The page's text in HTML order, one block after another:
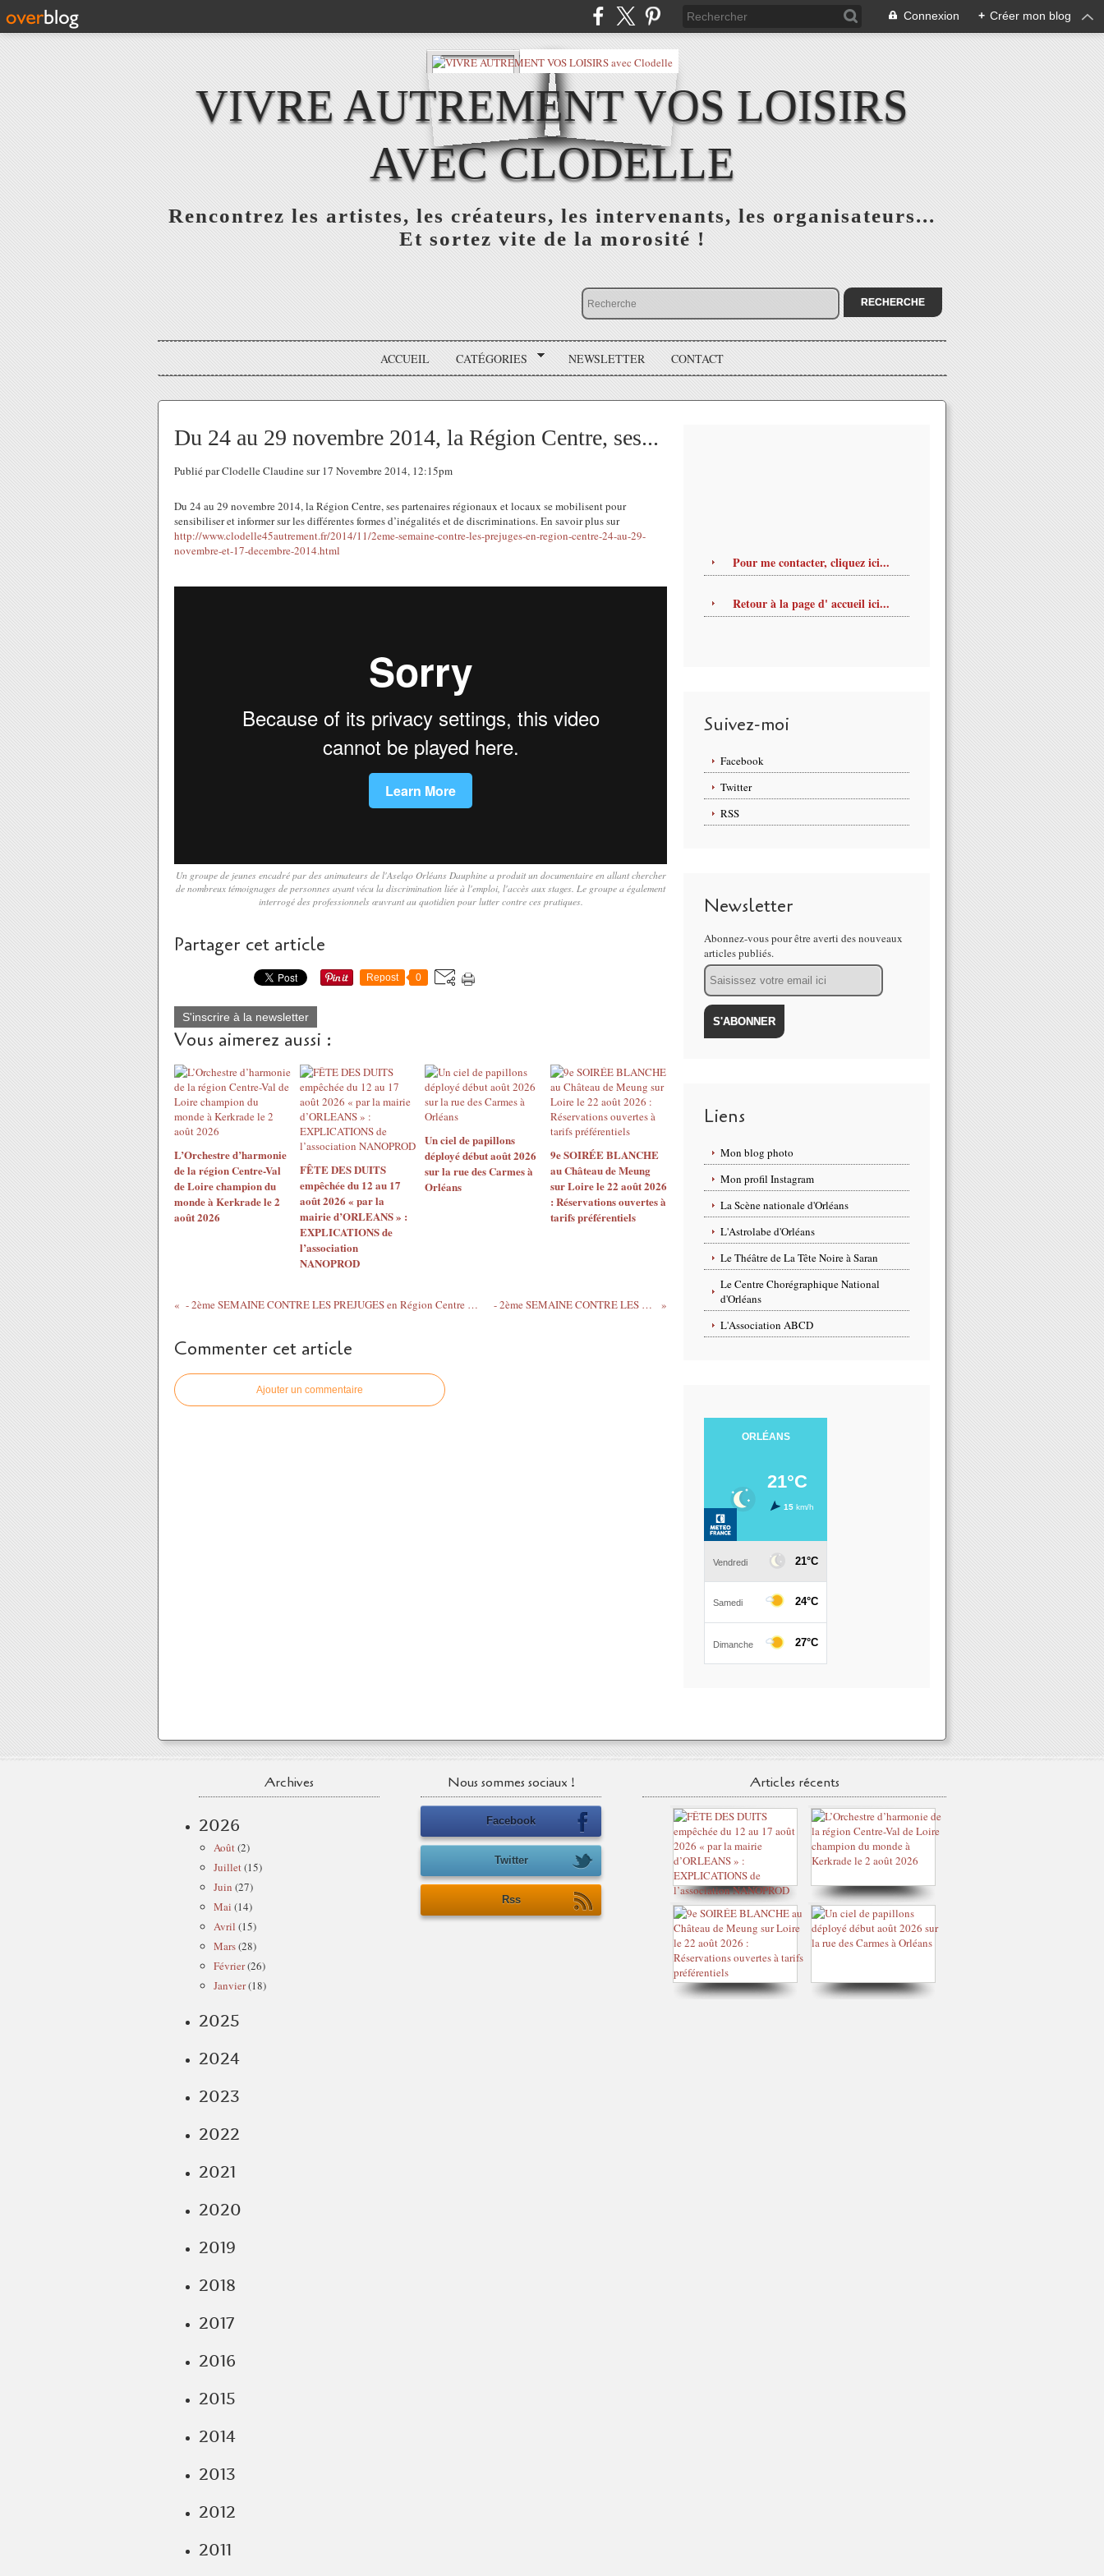
Connexion + Créer mon blog
VIVRE AUTREMENT VOS LOISIRS
AVEC CLODELLE
Rencontrez les artistes, les créateurs, les intervenants, les organisateurs...
Et sortez vite de la morosité !
ACCUEIL CATÉGORIES NEWSLETTER CONTACT
Du 24 au 29 novembre 2014, la Région Centre, ses...
Publié par Clodelle Claudine sur 17 Novembre 2014, 12:15pm
Du 24 au 29 novembre 2014, la Région Centre, ses partenaires régionaux et locaux se mobilisent pour
sensibiliser et informer sur les différentes formes d’inégalités et de discriminations. En savoir plus sur
http://www.clodelle45autrement.fr/2014/11/2eme-semaine-contre-les-prejuges-en-region-centre-24-au-29-
novembre-et-17-decembre-2014.html
Un groupe de jeunes encadré par des animateurs de l'Aselqo Orléans Dauphine a produit un documentaire en allant chercher
de nombreux témoignages de personnes ayant vécu la discrimination liée à l'emploi, l'accès aux stages. Le groupe a également
interrogé des professionnels œuvrant au quotidien pour lutter contre ces pratiques.
Partager cet article
Repost 0
S'inscrire à la newsletter
Vous aimerez aussi :
L’Orchestre d’harmonie
de la région Centre-Val
de Loire champion du
monde à Kerkrade le 2
août 2026
FÊTE DES DUITS
empêchée du 12 au 17
août 2026 « par la
mairie d’ORLEANS » :
EXPLICATIONS de
l’association
NANOPROD
Un ciel de papillons
déployé début août 2026
sur la rue des Carmes à
Orléans
9e SOIRÉE BLANCHE
au Château de Meung
sur Loire le 22 août 2026
: Réservations ouvertes à
tarifs préférentiels
- 2ème SEMAINE CONTRE LES PREJUGES en Région Centre 24 au 29 novembre et 17 décembre 2014 - 2ème SEMAINE CONTRE LES PREJUGES en Région...
Commenter cet article
Ajouter un commentaire
Pour me contacter, cliquez ici...
Retour à la page d' accueil ici...
Suivez-moi
Facebook
Twitter
RSS
Newsletter
Abonnez-vous pour être averti des nouveaux
articles publiés.
Email
Liens
Mon blog photo
Mon profil Instagram
La Scène nationale d'Orléans
L'Astrolabe d'Orléans
Le Théâtre de La Tête Noire à Saran
Le Centre Chorégraphique National
d'Orléans
L'Association ABCD
Archives
2026
Août(2)
Juillet(15)
Juin (27)
Mai (14)
Avril (15)
Mars(28)
Février(26)
Janvier(18)
2025
2024
2023
2022
2021
2020
2019
2018
2017
2016
2015
2014
2013
2012
2011
Nous sommes sociaux !
Facebook
Twitter
Rss
Articles récents